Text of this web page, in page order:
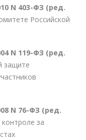
N 403-ФЗ (ред.
Российской
N 119-ФЗ (ред.
защите
N 76-ФЗ (ред.
за